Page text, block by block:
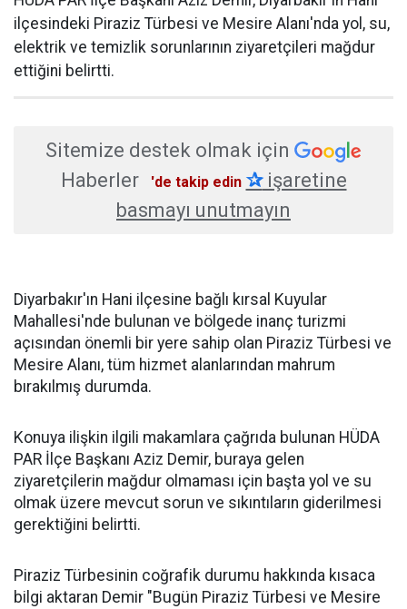
ilçesindeki Piraziz Türbesi ve Mesire Alanı'nda yol, su,
elektrik ve temizlik sorunlarının ziyaretçileri mağdur
ettiğini belirtti.
Sitemize destek olmak için
Haberler
'de takip edin ✰işaretine
basmayı unutmayın
Diyarbakır'ın Hani ilçesine bağlı kırsal Kuyular
Mahallesi'nde bulunan ve bölgede inanç turizmi
açısından önemli bir yere sahip olan Piraziz Türbesi ve
Mesire Alanı, tüm hizmet alanlarından mahrum
bırakılmış durumda.
Konuya ilişkin ilgili makamlara çağrıda bulunan HÜDA
PAR İlçe Başkanı Aziz Demir, buraya gelen
ziyaretçilerin mağdur olmaması için başta yol ve su
olmak üzere mevcut sorun ve sıkıntıların giderilmesi
gerektiğini belirtti.
Piraziz Türbesinin coğrafik durumu hakkında kısaca
bilgi aktaran Demir "Bugün Piraziz Türbesi ve Mesire